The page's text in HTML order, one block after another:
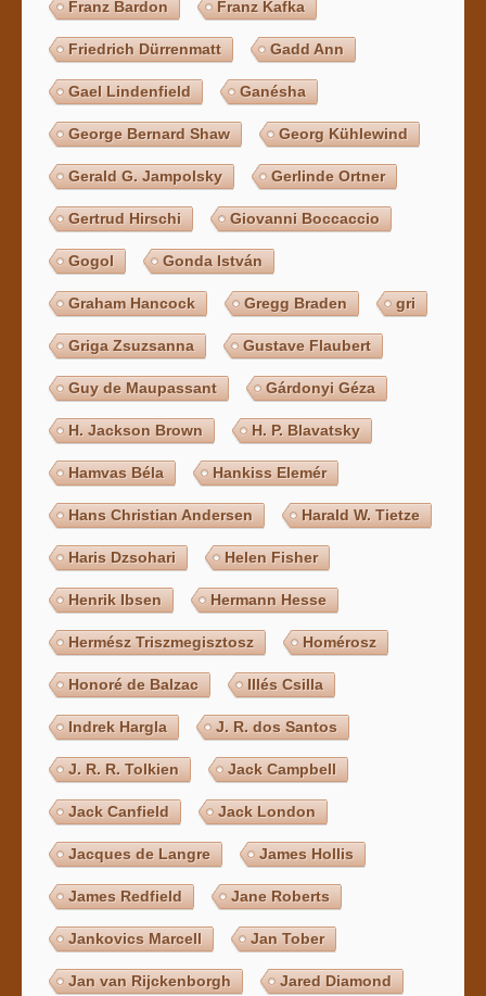
Franz Bardon Franz Kafka
Friedrich Dürrenmatt Gadd Ann
Gael Lindenfield Ganésha
George Bernard Shaw Georg Kühlewind
Gerald G. Jampolsky Gerlinde Ortner
Gertrud Hirschi Giovanni Boccaccio
Gogol Gonda István
Graham Hancock Gregg Braden gri
Griga Zsuzsanna Gustave Flaubert
Guy de Maupassant Gárdonyi Géza
H. Jackson Brown H. P. Blavatsky
Hamvas Béla Hankiss Elemér
Hans Christian Andersen Harald W. Tietze
Haris Dzsohari Helen Fisher
Henrik Ibsen Hermann Hesse
Hermész Triszmegisztosz Homérosz
Honoré de Balzac Illés Csilla
Indrek Hargla J. R. dos Santos
J. R. R. Tolkien Jack Campbell
Jack Canfield Jack London
Jacques de Langre James Hollis
James Redfield Jane Roberts
Jankovics Marcell Jan Tober
Jan van Rijckenborgh Jared Diamond